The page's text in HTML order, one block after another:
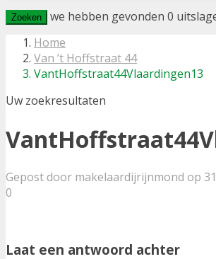
Zoeken we hebben gevonden 0
Home
Van ’t Hoffstraat 44
VantHoffstraat44Vlaardingen13
Uw zoekresultaten
Gepost door makelaardijrijnmond op
0
Laat een antwoord achter